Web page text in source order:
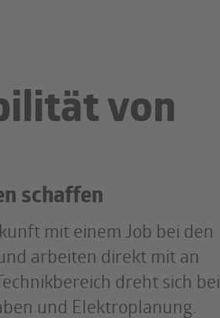
von
schaffen
mit einem Job bei den
arbeiten direkt mit an
dreht sich bei
und Elektroplanung.